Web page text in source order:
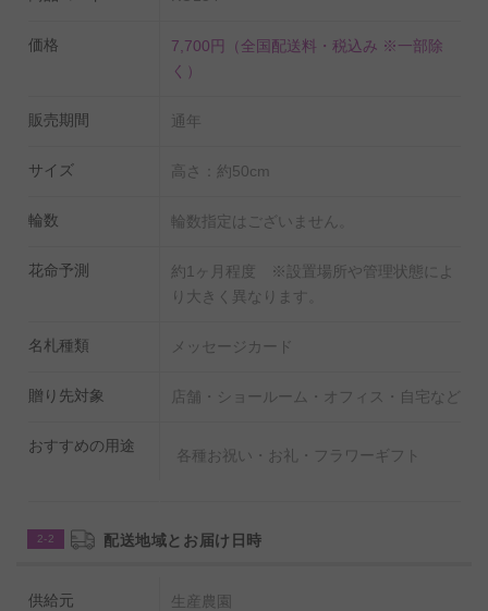
価格 7,700円
（全国配送料・税込み ※一部除
く）
販売期間 通年
サイズ 高さ：約50cm
輪数 輪数指定はございません。
花命予測
約1ヶ月程度 ※設置場所や管理状態によ
り大きく異なります。
名札種類 メッセージカード
贈り先対象 店舗・ショールーム・オフィス・自宅など
おすすめの用途
各種お祝い・お礼・フラワーギフト
2-2 配送地域とお届け日時
供給元 生産農園